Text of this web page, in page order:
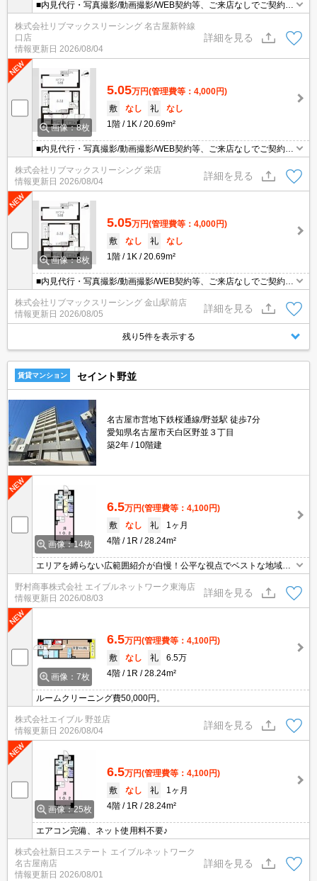
■内見代行・写真撮影/動画撮影/WEB契約等、ご来店なしでご契約可
能です。お気軽にご相談下さい。
株式会社リブマックスリーシング 名古屋新幹線
口店
情報更新日 2026/08/04
詳細を見る
画像：8枚
5.05万円(管理費等：4,000円)
敷
なし 礼
なし
1階
1K 20.69m²
■内見代行・写真撮影/動画撮影/WEB契約等、ご来店なしでご契約可
能です。お気軽にご相談下さい。
株式会社リブマックスリーシング 栄店
情報更新日 2026/08/04
詳細を見る
画像：8枚
5.05万円(管理費等：4,000円)
敷
なし 礼
なし
1階
1K 20.69m²
■内見代行・写真撮影/動画撮影/WEB契約等、ご来店なしでご契約可
能です。お気軽にご相談下さい。
株式会社リブマックスリーシング 金山駅前店
情報更新日 2026/08/05
詳細を見る
残り5件を表示する
賃貸マンション セイント野並
名古屋市営地下鉄桜通線/野並駅 徒歩7分
愛知県名古屋市天白区野並３丁目
築2年
10階建
画像：14枚
6.5万円(管理費等：4,100円)
敷
なし 礼
1ヶ月
4階
1R 28.24m²
エリアを縛らない広範囲紹介が自慢！公平な視点でベストな地域を
ご提案します。現地集合・オンライン対応！
野村商事株式会社 エイブルネットワーク東海店
情報更新日 2026/08/03
詳細を見る
画像：7枚
6.5万円(管理費等：4,100円)
敷
なし 礼
6.5万
4階
1R 28.24m²
ルームクリーニング費50,000円。
株式会社エイブル 野並店
情報更新日 2026/08/04
詳細を見る
画像：25枚
6.5万円(管理費等：4,100円)
敷
なし 礼
1ヶ月
4階
1R 28.24m²
エアコン完備、ネット使用料不要♪
株式会社新日エステート エイブルネットワーク
名古屋南店
情報更新日 2026/08/01
詳細を見る